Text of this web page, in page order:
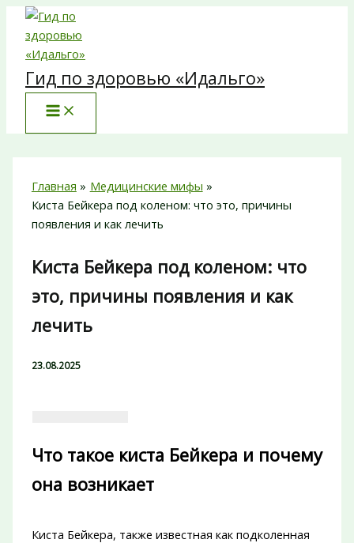
Перейти
содержимому
Гид по здоровью «Идальго»
Главная
Медицинские мифы
Киста Бейкера под коленом: что это, причины
появления и как лечить
Киста Бейкера под коленом: что
это, причины появления и как
лечить
23.08.2025
Что такое киста Бейкера и почему
она возникает
Киста Бейкера, также известная как подколенная